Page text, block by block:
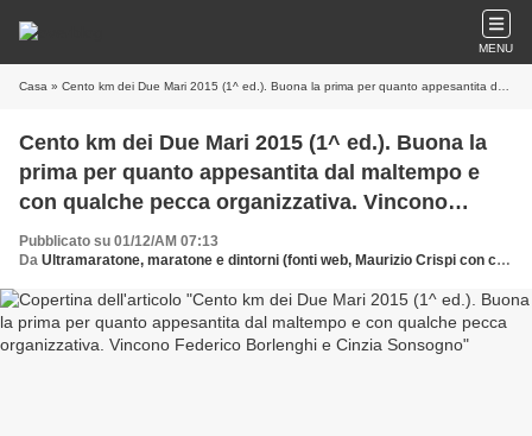
MENU
Casa » Cento km dei Due Mari 2015 (1^ ed.). Buona la prima per quanto appesantita dal maltempo e con qualche pecca organizzativa. Vincono Federico Borlenghi e Cinzia Sonsogno
Cento km dei Due Mari 2015 (1^ ed.). Buona la
prima per quanto appesantita dal maltempo e
con qualche pecca organizzativa. Vincono
Federico Borlenghi e Cinzia Sonsogno
Pubblicato su 01/12/AM 07:13
Da Ultramaratone, maratone e dintorni (fonti web, Maurizio Crispi con contributo di Eelena Cifali)